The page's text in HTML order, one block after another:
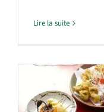
Lire la suite